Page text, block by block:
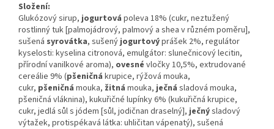
Složení:
Glukózový sirup, jogurtová poleva 18% (cukr, neztužený
rostlinný tuk [palmojádrový, palmový a shea v různém poměru],
sušená syrovátka, sušenýjogurtovýprášek 2%, regulátor
kyselosti: kyselina citronová, emulgátor: slunečnicový lecitin,
přírodní vanilkové aroma), ovesné vločky 10,5%, extrudované
cereálie 9% (pšeničná krupice, rýžová mouka,
cukr, pšeničná mouka, žitná mouka, ječná sladová mouka,
pšeničná vláknina), kukuřičné lupínky 6% (kukuřičná krupice,
cukr, jedlá sůl s jódem [sůl, jodičnan draselný], ječnýsladový
výtažek, protispékavá látka: uhličitan vápenatý), sušená